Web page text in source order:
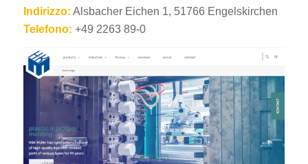
Indirizzo: Alsbacher Eichen 1, 51766 Engelskirchen
Telefono: +49 2263 89-0